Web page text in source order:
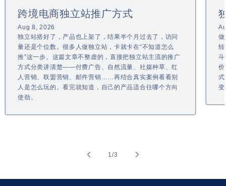
跨境电商独立站推广方式
Aug 8, 2026
独立站搭好了，产品也上架了，结果半个月过去了，访问
量还是个位数。很多人做独立站，卡就卡在“不知道怎么
推”这一步。这篇文章不整虚的，直接把独立站主流的推广
方式分类讲清楚——付费广告、自然流量、社媒种草、红
人营销、联盟营销、邮件营销……再结合真实案例看看别
人是怎么玩的。看完就知道，自己的产品适合往哪个方向
使劲。
做
转
斗
价
式
变
1/of
3